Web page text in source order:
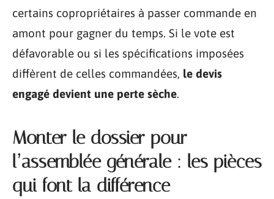
certains copropriétaires à passer commande en
amont pour gagner du temps. Si le vote est
défavorable ou si les spécifications imposées
diffèrent de celles commandées, le devis
engagé devient une perte sèche.
Monter le dossier pour
l’assemblée générale : les pièces
qui font la différence